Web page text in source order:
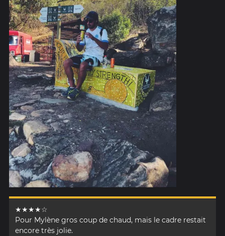
★★★★☆
Pour Mylène gros coup de chaud, mais le cadre restait
encore très jolie.